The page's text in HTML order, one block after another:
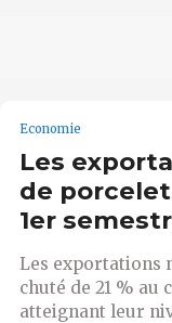
Economie
Les
de
1er
Les exportations
chuté de 21 % au
atteignant leur